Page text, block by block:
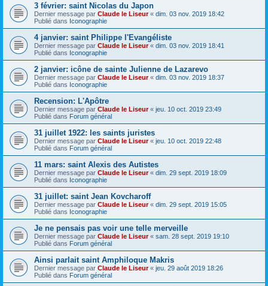
3 février: saint Nicolas du Japon
Dernier message par Claude le Liseur« dim. 03 nov. 2019 18:42
Publié dans Iconographie
4 janvier: saint Philippe l'Evangéliste
Dernier message par Claude le Liseur« dim. 03 nov. 2019 18:41
Publié dans Iconographie
2 janvier: icône de sainte Julienne de Lazarevo
Dernier message par Claude le Liseur« dim. 03 nov. 2019 18:37
Publié dans Iconographie
Recension: L'Apôtre
Dernier message par Claude le Liseur« jeu. 10 oct. 2019 23:49
Publié dans Forum général
31 juillet 1922: les saints juristes
Dernier message par Claude le Liseur« jeu. 10 oct. 2019 22:48
Publié dans Forum général
11 mars: saint Alexis des Autistes
Dernier message par Claude le Liseur« dim. 29 sept. 2019 18:09
Publié dans Iconographie
31 juillet: saint Jean Kovcharoff
Dernier message par Claude le Liseur« dim. 29 sept. 2019 15:05
Publié dans Iconographie
Je ne pensais pas voir une telle merveille
Dernier message par Claude le Liseur« sam. 28 sept. 2019 19:10
Publié dans Forum général
Ainsi parlait saint Amphiloque Makris
Dernier message par Claude le Liseur« jeu. 29 août 2019 18:26
Publié dans Forum général